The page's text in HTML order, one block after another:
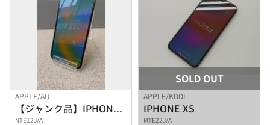
APPLE/AU
【ジャンク品】IPHONE XS
NTE12J/A
SOLD OUT
APPLE/KDDI
IPHONE XS
MTE22J/A